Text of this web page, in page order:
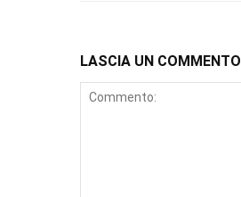
LASCIA UN COMMENTO